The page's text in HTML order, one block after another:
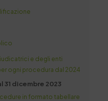
e degli enti
ogni procedura dal 2024
31 dicembre 2023
in formato tabellare